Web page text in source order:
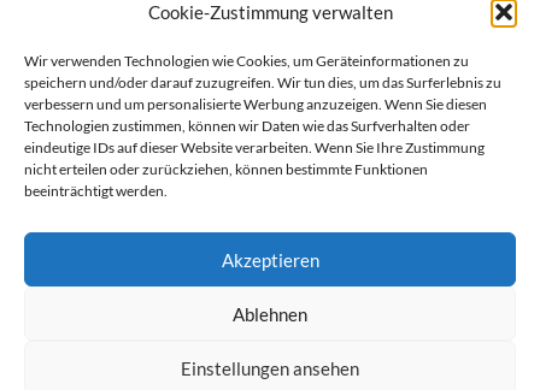
Cookie-Zustimmung verwalten
Wir verwenden Technologien wie Cookies, um Geräteinformationen zu
speichern und/oder darauf zuzugreifen. Wir tun dies, um das Surferlebnis zu
verbessern und um personalisierte Werbung anzuzeigen. Wenn Sie diesen
Technologien zustimmen, können wir Daten wie das Surfverhalten oder
eindeutige IDs auf dieser Website verarbeiten. Wenn Sie Ihre Zustimmung
nicht erteilen oder zurückziehen, können bestimmte Funktionen
beeinträchtigt werden.
Akzeptieren
Ablehnen
Einstellungen ansehen